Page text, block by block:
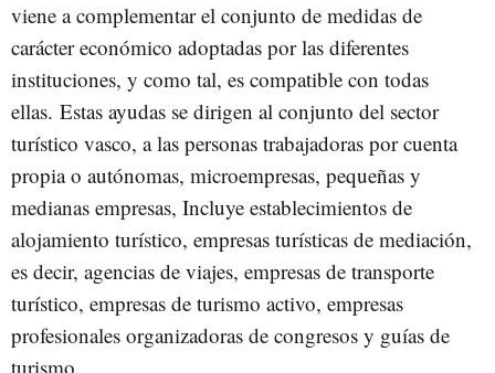
viene a complementar el conjunto de medidas de
carácter económico adoptadas por las diferentes
instituciones, y como tal, es compatible con todas
ellas. Estas ayudas se dirigen al conjunto del sector
turístico vasco, a las personas trabajadoras por cuenta
propia o autónomas, microempresas, pequeñas y
medianas empresas, Incluye establecimientos de
alojamiento turístico, empresas turísticas de mediación,
es decir, agencias de viajes, empresas de transporte
turístico, empresas de turismo activo, empresas
profesionales organizadoras de congresos y guías de
turismo.